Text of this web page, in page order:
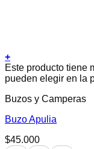
+
Este producto tiene
pueden elegir en la
Buzos y Camperas
Buzo Apulia
$45.000